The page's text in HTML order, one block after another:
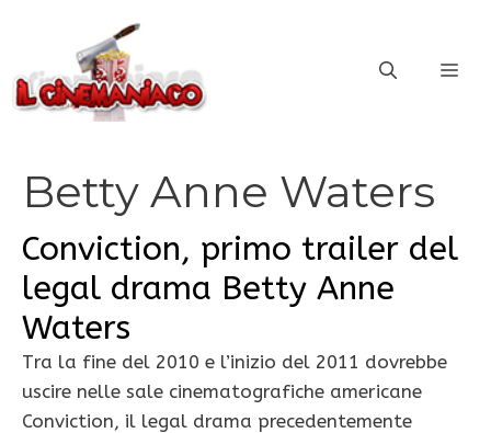
contenuto
Betty Anne Waters
Conviction, primo trailer del
legal drama Betty Anne
Waters
Tra la fine del 2010 e l’inizio del 2011 dovrebbe
uscire nelle sale cinematografiche americane
Conviction, il legal drama precedentemente